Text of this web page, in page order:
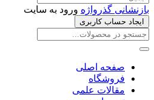
بازنشانی گذرواژه ورود به سایت
ایجاد حساب کاربری
صفحه اصلی
فروشگاه
مقالات علمی